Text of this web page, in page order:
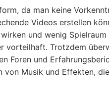
da man keine
Videos erstellen
und wenig
vorteilhaft. Trotzdem
Foren und
Musik und Effekten,